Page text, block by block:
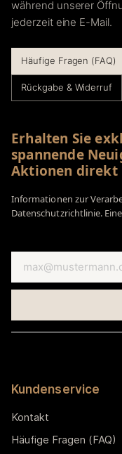
während unserer
jederzeit eine E-Mail.
Häufige Fragen (FAQ)
Rückgabe & Widerruf
Erhalten Sie
spannende
Aktionen direkt
Informationen zur
Datenschutzrichtlinie.
Kundenservice
Kontakt
Häufige Fragen (FAQ)